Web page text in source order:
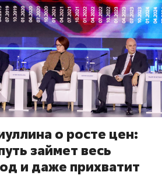
о росте цен:
займет весь
и даже прихватит